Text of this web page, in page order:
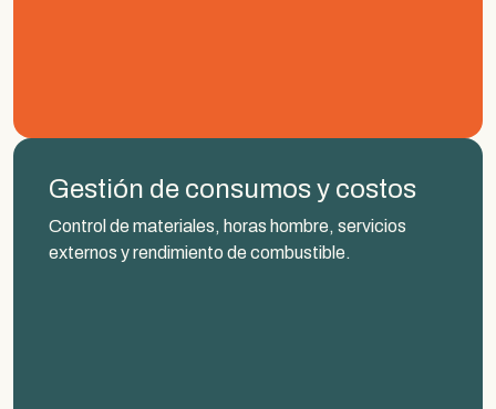
Gestión de consumos y costos
Control de materiales, horas hombre, servicios
externos y rendimiento de combustible.